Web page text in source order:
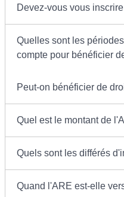
Devez-vous vous
Quelles sont les
compte pour bénéficier
Peut-on bénéficier de
Quel est le montant de
Quels sont les différés
Quand l'ARE est-elle